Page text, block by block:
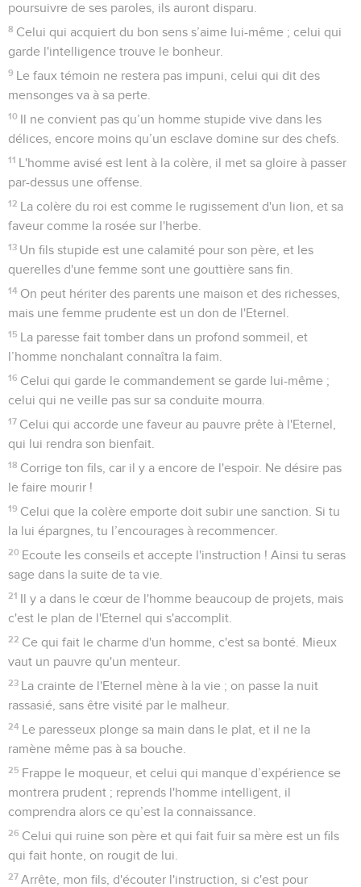
poursuivre de ses paroles, ils auront disparu.
8 Celui qui acquiert du bon sens s’aime lui-même ; celui qui
garde l'intelligence trouve le bonheur.
9 Le faux témoin ne restera pas impuni, celui qui dit des
mensonges va à sa perte.
10 Il ne convient pas qu’un homme stupide vive dans les
délices, encore moins qu’un esclave domine sur des chefs.
11 L'homme avisé est lent à la colère, il met sa gloire à passer
par-dessus une offense.
12 La colère du roi est comme le rugissement d'un lion, et sa
faveur comme la rosée sur l'herbe.
13 Un fils stupide est une calamité pour son père, et les
querelles d'une femme sont une gouttière sans fin.
14 On peut hériter des parents une maison et des richesses,
mais une femme prudente est un don de l'Eternel.
15 La paresse fait tomber dans un profond sommeil, et
l’homme nonchalant connaîtra la faim.
16 Celui qui garde le commandement se garde lui-même ;
celui qui ne veille pas sur sa conduite mourra.
17 Celui qui accorde une faveur au pauvre prête à l'Eternel,
qui lui rendra son bienfait.
18 Corrige ton fils, car il y a encore de l'espoir. Ne désire pas
le faire mourir !
19 Celui que la colère emporte doit subir une sanction. Si tu
la lui épargnes, tu l’encourages à recommencer.
20 Ecoute les conseils et accepte l'instruction ! Ainsi tu seras
sage dans la suite de ta vie.
21 Il y a dans le cœur de l'homme beaucoup de projets, mais
c'est le plan de l'Eternel qui s'accomplit.
22 Ce qui fait le charme d'un homme, c'est sa bonté. Mieux
vaut un pauvre qu'un menteur.
23 La crainte de l'Eternel mène à la vie ; on passe la nuit
rassasié, sans être visité par le malheur.
24 Le paresseux plonge sa main dans le plat, et il ne la
ramène même pas à sa bouche.
25 Frappe le moqueur, et celui qui manque d’expérience se
montrera prudent ; reprends l'homme intelligent, il
comprendra alors ce qu’est la connaissance.
26 Celui qui ruine son père et qui fait fuir sa mère est un fils
qui fait honte, on rougit de lui.
27 Arrête, mon fils, d'écouter l'instruction, si c'est pour